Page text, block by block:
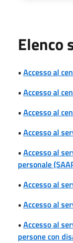
Elenco
• Accesso al
• Accesso al
• Accesso al
• Accesso al
• Accesso al
personale
• Accesso al
• Accesso al
• Accesso al
persone con